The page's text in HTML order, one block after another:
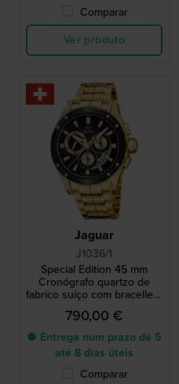
Comparar
Ver produto
Jaguar
J1036/1
Special Edition 45 mm
Cronógrafo quartzo de
fabrico suíço com bracellete
extra de borracha
790,00 €
● Entrega num prazo de 5
até 8 dias úteis
Comparar